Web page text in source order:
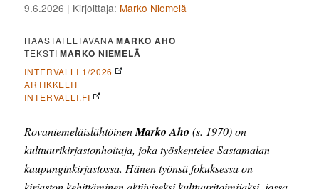
9.6.2026 | Kirjoittaja: Marko Niemelä
HAASTATELTAVANAMARKO AHO
TEKSTIMARKO NIEMELÄ
INTERVALLI 1/2026
ARTIKKELIT
INTERVALLI.FI
RovaniemeläislähtöinenMarko Aho (s. 1970) on
kulttuurikirjastonhoitaja, joka työskentelee Sastamalan
kaupunginkirjastossa. Hänen työnsä fokuksessa on